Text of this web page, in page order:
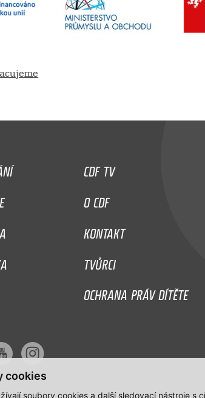
cookies
soubory cookies a další sledovací nástroje
CDF TV
O CDF
KONTAKT
TVŮRCI
OCHRANA PRÁV DÍTĚTE